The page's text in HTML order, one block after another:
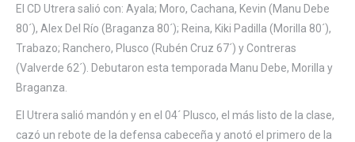
El CD Utrera salió con: Ayala; Moro, Cachana, Kevin (Manu Debe
80´), Alex Del Río (Braganza 80´); Reina, Kiki Padilla (Morilla 80´),
Trabazo; Ranchero, Plusco (Rubén Cruz 67´) y Contreras
(Valverde 62´). Debutaron esta temporada Manu Debe, Morilla y
Braganza.
El Utrera salió mandón y en el 04´ Plusco, el más listo de la clase,
cazó un rebote de la defensa cabeceña y anotó el primero de la